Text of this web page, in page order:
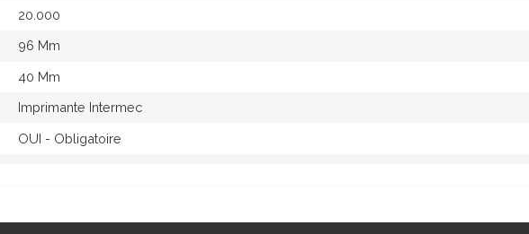
20.000
96 Mm
40 Mm
Imprimante Intermec
OUI - Obligatoire